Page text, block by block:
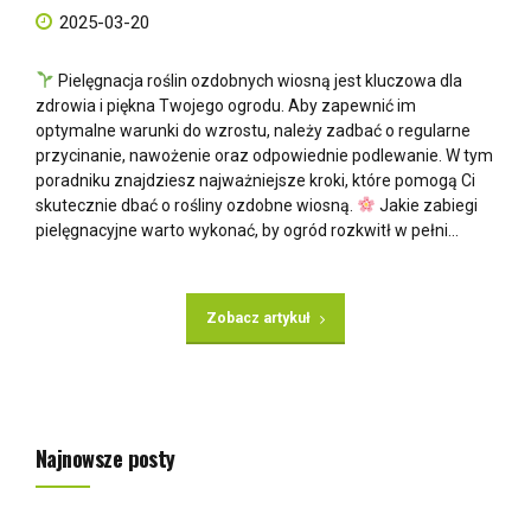
2025-03-20
Pielęgnacja roślin ozdobnych wiosną jest kluczowa dla
zdrowia i piękna Twojego ogrodu. Aby zapewnić im
optymalne warunki do wzrostu, należy zadbać o regularne
przycinanie, nawożenie oraz odpowiednie podlewanie. W tym
poradniku znajdziesz najważniejsze kroki, które pomogą Ci
skutecznie dbać o rośliny ozdobne wiosną.
Jakie zabiegi
pielęgnacyjne warto wykonać, by ogród rozkwitł w pełni...
Zobacz artykuł
Najnowsze posty